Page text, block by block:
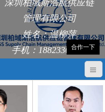
深圳柏域斯浩航供应链
管理有限公司
姓名：温柳萍
手机：18823368248
合作一下